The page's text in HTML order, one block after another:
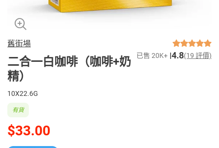
舊街場
二合一白咖啡（咖啡+奶
精）
已售 20K+ 4.8(19 評價)
10X22.6G
$33.00
有貨